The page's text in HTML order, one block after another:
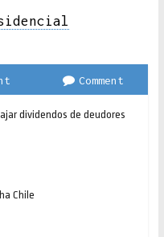
Comment
dividendos de deudores
Chile